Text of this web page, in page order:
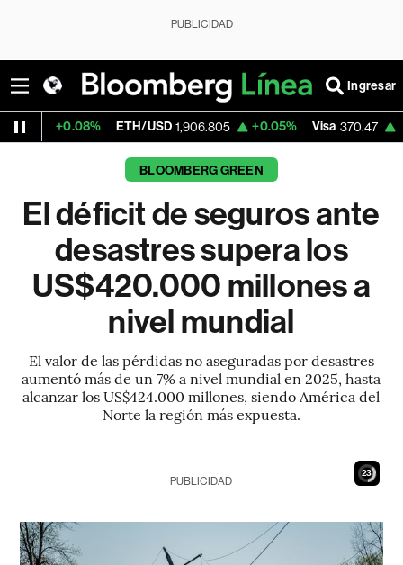
PUBLICIDAD
Ingresar
ETH/USD 1,906.805 +0.05% Visa 370.47 +0.52%
BLOOMBERG GREEN
El déficit de seguros ante
desastres supera los
US$420.000 millones a
nivel mundial
El valor de las pérdidas no aseguradas por desastres
aumentó más de un 7% a nivel mundial en 2025, hasta
alcanzar los US$424.000 millones, siendo América del
Norte la región más expuesta.
21
PUBLICIDAD